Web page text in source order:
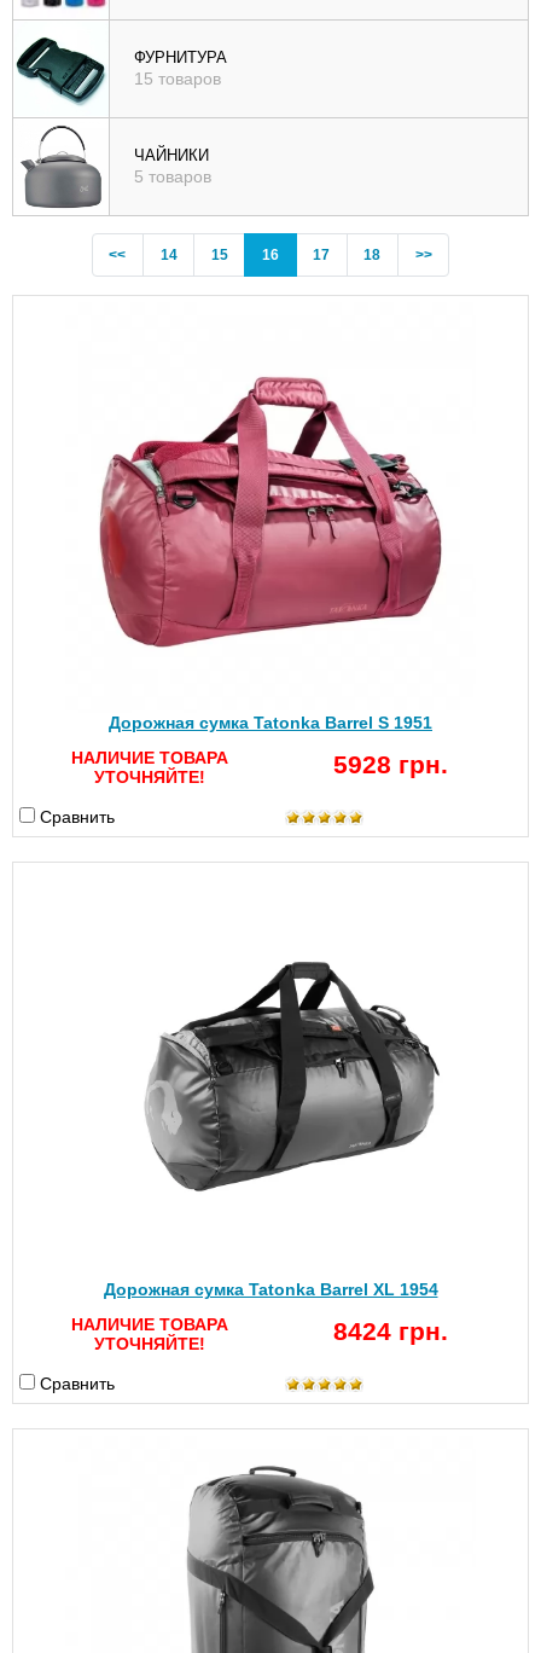
ФУРНИТУРА
15 товаров
ЧАЙНИКИ
5 товаров
<<Previous
14 15 16(current)
17 18 >>
Дорожная сумка Tatonka Barrel S 1951
НАЛИЧИЕ ТОВАРА
УТОЧНЯЙТЕ!
5928 грн.
Сравнить
Дорожная сумка Tatonka Barrel XL 1954
НАЛИЧИЕ ТОВАРА
УТОЧНЯЙТЕ!
8424 грн.
Сравнить